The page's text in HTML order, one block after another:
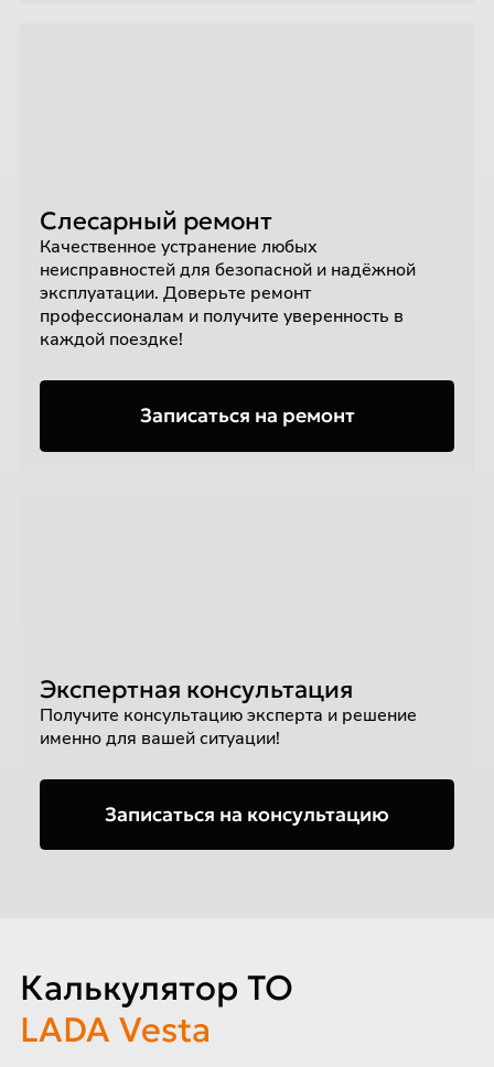
Слесарный ремонт
Качественное устранение любых
неисправностей для безопасной и надёжной
эксплуатации. Доверьте ремонт
профессионалам и получите уверенность в
каждой поездке!
Записаться на ремонт
Экспертная консультация
Получите консультацию эксперта и решение
именно для вашей ситуации!
Записаться на консультацию
Калькулятор ТО
LADA Vesta